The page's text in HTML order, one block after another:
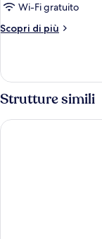
views)
Wi-Fi gratuito
Scopri di più
Altri
Standard,
balcone
(with
views)
Strutture simili
Servatur Waikiki